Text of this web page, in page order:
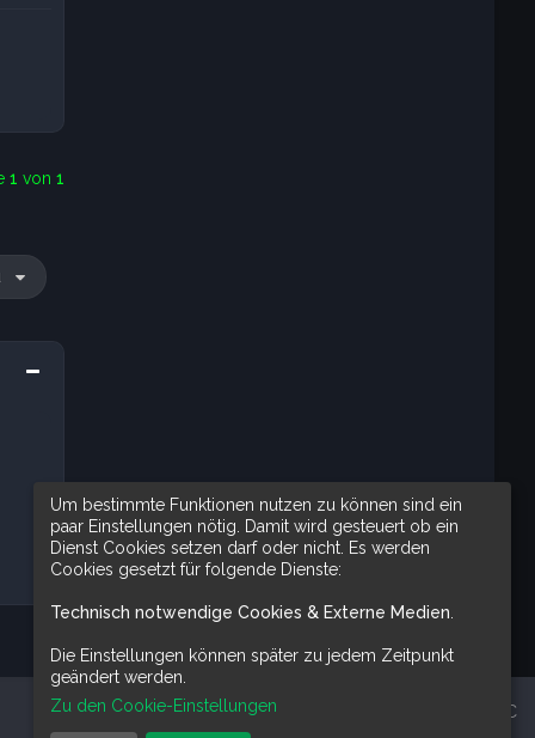
1 von1
UTC
Um bestimmte Funktionen nutzen zu können sind ein
paar Einstellungen nötig. Damit wird gesteuert ob ein
Dienst Cookies setzen darf oder nicht. Es werden
Cookies gesetzt für folgende Dienste:
Technisch notwendige Cookies & Externe Medien
Die Einstellungen können später zu jedem Zeitpunkt
geändert werden.
Zu den Cookie-Einstellungen